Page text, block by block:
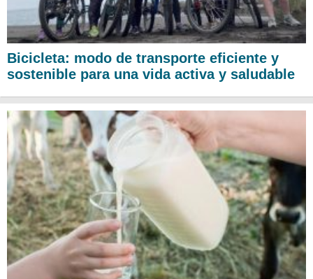
Bicicleta: modo de transporte eficiente y
sostenible para una vida activa y saludable